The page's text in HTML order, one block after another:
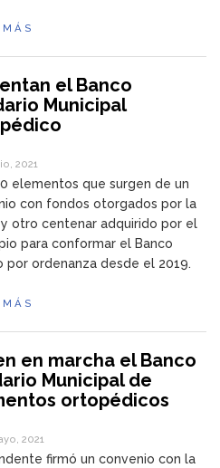
el Banco
Municipal
2021
elementos que surgen de un
con fondos otorgados por la
y otro centenar adquirido por el
para conformar el Banco
por ordenanza desde el 2019.
en marcha el Banco
Municipal de
ortopédicos
2021
firmó un convenio con la